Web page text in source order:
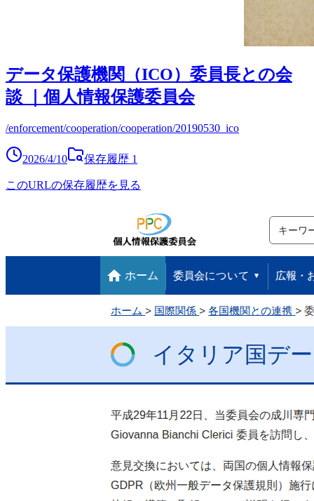
データ保護機関（ICO）委員長との会
談 ｜個人情報保護委員会
/enforcement/cooperation/cooperation/20190530_ico
2026/4/10 保存履歴 1
このURLの保存履歴を見る